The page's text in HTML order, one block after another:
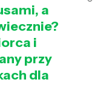
a
i
przy
dla